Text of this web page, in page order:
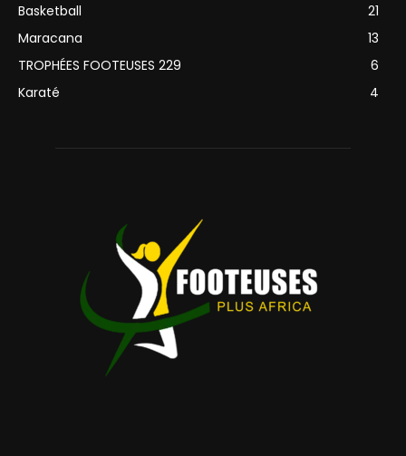
Basketball
21
Maracana
13
TROPHÉES FOOTEUSES 229
6
Karaté
4